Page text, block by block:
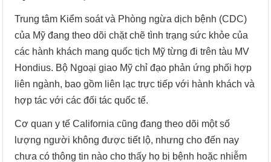
Trung tâm Kiểm soát và Phòng ngừa dịch bệnh (CDC)
của Mỹ đang theo dõi chặt chẽ tình trạng sức khỏe của
các hành khách mang quốc tịch Mỹ từng đi trên tàu MV
Hondius. Bộ Ngoại giao Mỹ chỉ đạo phản ứng phối hợp
liên ngành, bao gồm liên lạc trực tiếp với hành khách và
hợp tác với các đối tác quốc tế.
Cơ quan y tế California cũng đang theo dõi một số
lượng người không được tiết lộ, nhưng cho đến nay
chưa có thông tin nào cho thấy họ bị bệnh hoặc nhiễm